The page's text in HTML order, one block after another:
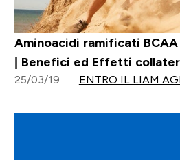
Aminoacidi ramificati BCAA
| Benefici ed Effetti
25/03/19 ENTRO IL LIAM